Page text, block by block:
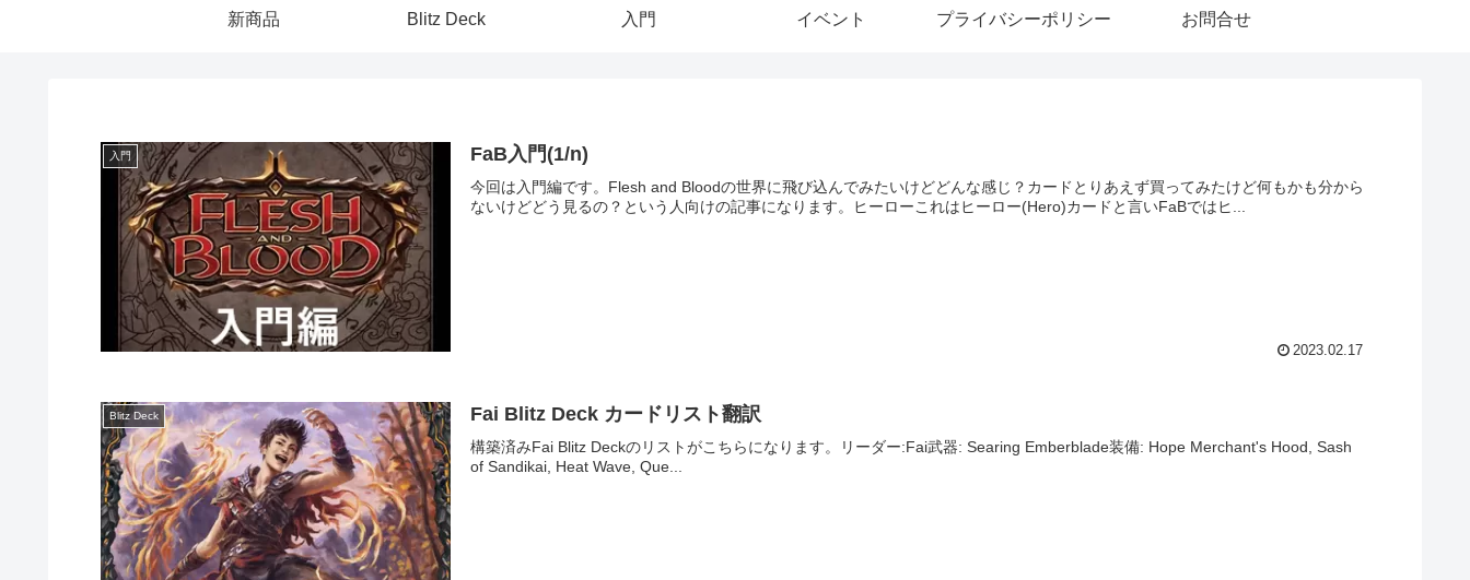
新商品 Blitz Deck 入門 イベント プライバシーポリシー お問合せ
入門 FaB入門(1/n)
今回は入門編です。Flesh and Bloodの世界に飛び込んでみたいけどどんな感じ？カードとりあえず買ってみたけど何もかも分から
ないけどどう見るの？という人向けの記事になります。ヒーローこれはヒーロー(Hero)カードと言いFaBではヒ...
2023.02.17
Blitz Deck Fai Blitz Deck カードリスト翻訳
構築済みFai Blitz Deckのリストがこちらになります。リーダー:Fai武器: Searing Emberblade装備: Hope Merchant's Hood, Sash
of Sandikai, Heat Wave, Que...